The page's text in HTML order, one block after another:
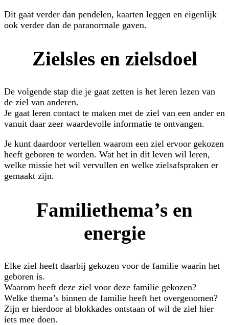
Dit gaat verder dan pendelen, kaarten leggen en eigenlijk
ook verder dan de paranormale gaven.
Zielsles en zielsdoel
De volgende stap die je gaat zetten is het leren lezen van
de ziel van anderen.
Je gaat leren contact te maken met de ziel van een ander en
vanuit daar zeer waardevolle informatie te ontvangen.
Je kunt daardoor vertellen waarom een ziel ervoor gekozen
heeft geboren te worden. Wat het in dit leven wil leren,
welke missie het wil vervullen en welke zielsafspraken er
gemaakt zijn.
Familiethema’s en
energie
Elke ziel heeft daarbij gekozen voor de familie waarin het
geboren is.
Waarom heeft deze ziel voor deze familie gekozen?
Welke thema’s binnen de familie heeft het overgenomen?
Zijn er hierdoor al blokkades ontstaan of wil de ziel hier
iets mee doen.